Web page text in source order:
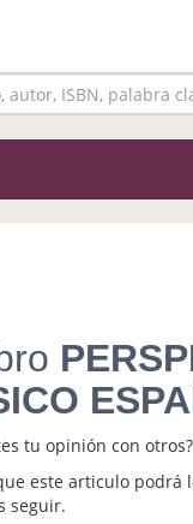
tu opinión con otros?
este articulo
seguir.